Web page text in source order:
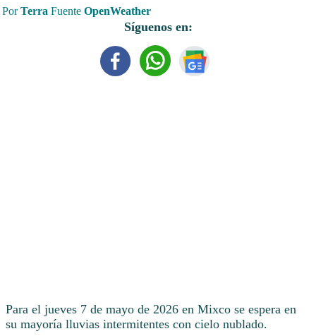
PorTerra Fuente OpenWeather
Síguenos en:
Para el jueves 7 de mayo de 2026 en Mixco se espera en
su mayoría lluvias intermitentes con cielo nublado.